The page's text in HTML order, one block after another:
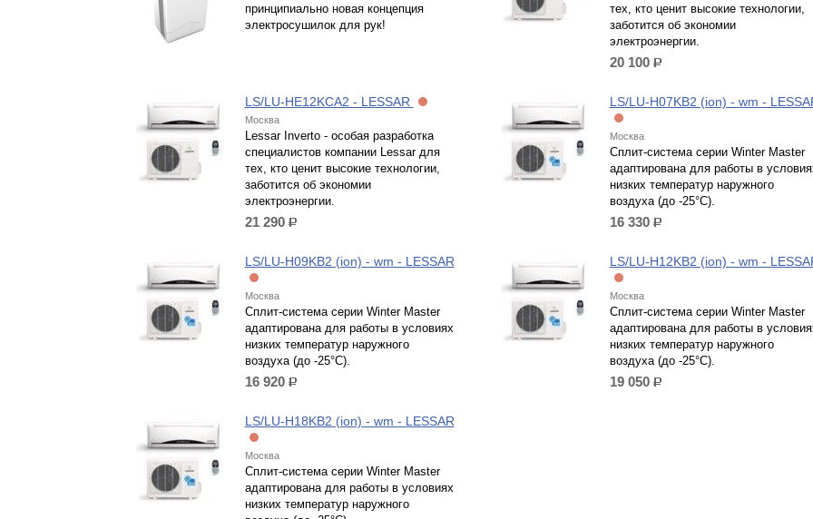
принципиально новая концепция
электросушилок для рук!
тех, кто ценит высокие технологии,
заботится об экономии
электроэнергии.
20 100 р.
LS/LU-HE12KCA2 - LESSAR
Москва
Lessar Inverto - особая разработка
специалистов компании Lessar для
тех, кто ценит высокие технологии,
заботится об экономии
электроэнергии.
21 290 р.
LS/LU-H07KB2 (ion) - wm -
Москва
Сплит-система серии Winter Master
адаптирована для работы в
низких температур наружного
воздуха (до -25°C).
16 330 р.
LS/LU-H09KB2 (ion) - wm - LESSAR
Москва
Сплит-система серии Winter Master
адаптирована для работы в условиях
низких температур наружного
воздуха (до -25°C).
16 920 р.
LS/LU-H12KB2 (ion) - wm -
Москва
Сплит-система серии Winter Master
адаптирована для работы в
низких температур наружного
воздуха (до -25°C).
19 050 р.
LS/LU-H18KB2 (ion) - wm - LESSAR
Москва
Сплит-система серии Winter Master
адаптирована для работы в условиях
низких температур наружного